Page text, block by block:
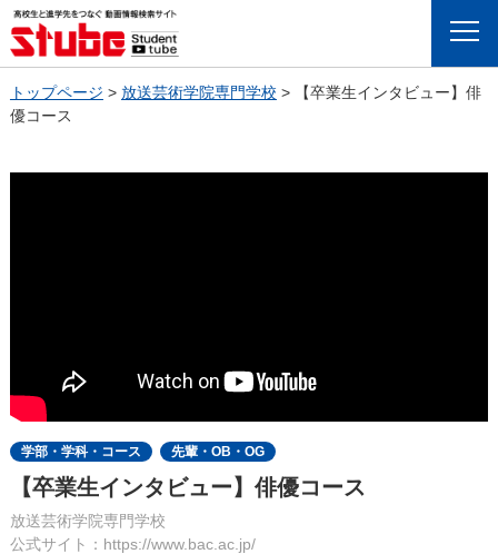
Menu
トップページ > 放送芸術学院専門学校 >
【卒業生インタビュー】俳
優コース
学部・学科・コース 先輩・OB・OG
【卒業生インタビュー】俳優コース
放送芸術学院専門学校
公式サイト：https://www.bac.ac.jp/